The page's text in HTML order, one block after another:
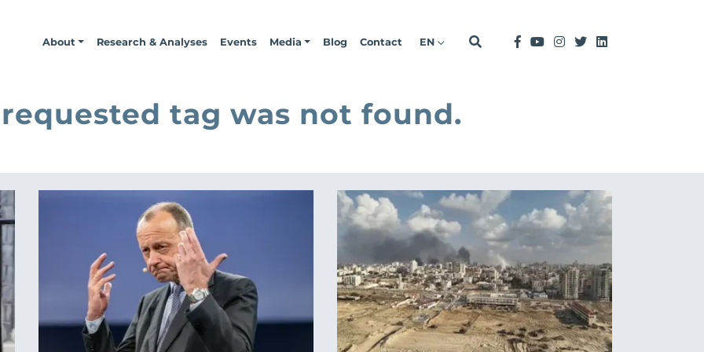
About Research & Analyses Events Media Blog Contact EN
tag was not found.